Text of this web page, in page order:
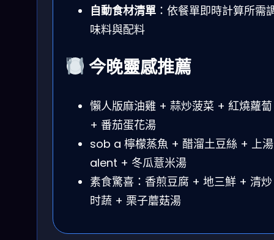
自動食材清單 ：依餐單即時計算所需
味料與配料
今晚靈感推薦
懶人版麻油雞 + 蒜炒菠菜 + 紅燒蘿蔔
+ 番茄蛋花湯
sob a 檸檬蒸魚 + 醋溜土豆絲 + 上湯
alent + 冬瓜薏米湯
素食驚喜：香煎豆腐 + 地三鮮 + 清炒
时蔬 + 栗子蘑菇湯